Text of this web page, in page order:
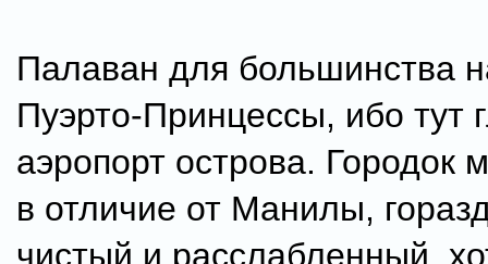
Палаван для большинства
Пуэрто-Принцессы, ибо тут
аэропорт острова. Городок
в отличие от Манилы,
чистый и расслабленный,